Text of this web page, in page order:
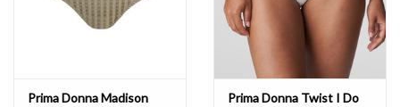
Prima Donna Madison
Prima Donna Twist I Do